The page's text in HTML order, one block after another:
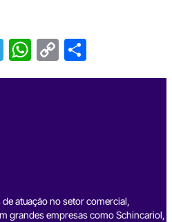
T
el
W
h
C
o
S
h
atuação no setor comercial,
grandes empresas como Schincariol,